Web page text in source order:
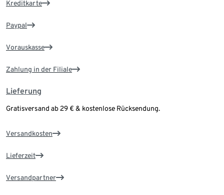
Kreditkarte
Paypal
Vorauskasse
Zahlung in der Filiale
Lieferung
Gratisversand ab 29 € & kostenlose Rücksendung.
Versandkosten
Lieferzeit
Versandpartner